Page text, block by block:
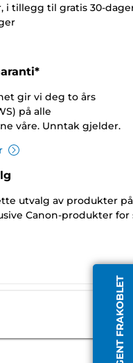
AGENT FRAKOBLET
i tillegg til gratis 30-
gir vi deg to års
på alle
våre. Unntak gjelder.
utvalg av produkter
Canon-produkter for